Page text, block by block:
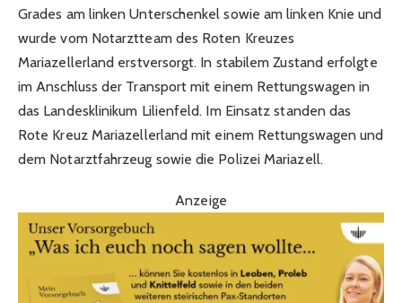
Grades am linken Unterschenkel sowie am linken Knie und
wurde vom Notarztteam des Roten Kreuzes
Mariazellerland erstversorgt. In stabilem Zustand erfolgte
im Anschluss der Transport mit einem Rettungswagen in
das Landesklinikum Lilienfeld. Im Einsatz standen das
Rote Kreuz Mariazellerland mit einem Rettungswagen und
dem Notarztfahrzeug sowie die Polizei Mariazell.
Anzeige